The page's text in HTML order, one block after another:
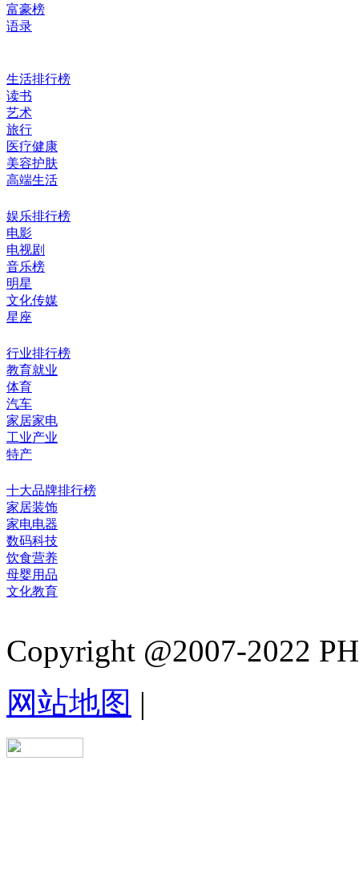
富豪榜
语录
生活排行榜
读书
艺术
旅行
医疗健康
美容护肤
高端生活
娱乐排行榜
电影
电视剧
音乐榜
明星
文化传媒
星座
行业排行榜
教育就业
体育
汽车
家居家电
工业产业
特产
十大品牌排行榜
家居装饰
家电电器
数码科技
饮食营养
母婴用品
文化教育
Copyright @2007-2022
网站地图 |